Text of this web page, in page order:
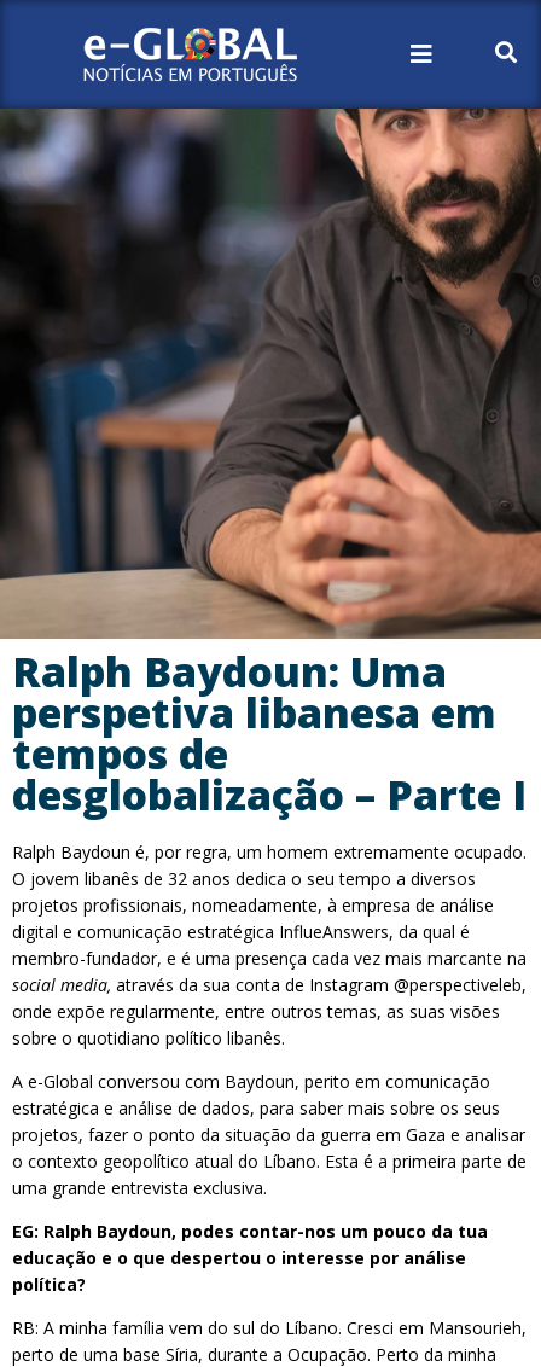
Ralph Baydoun: Uma
perspetiva libanesa em
tempos de
desglobalização – Parte I
Ralph Baydoun é, por regra, um homem extremamente ocupado.
O jovem libanês de 32 anos dedica o seu tempo a diversos
projetos profissionais, nomeadamente, à empresa de análise
digital e comunicação estratégica InflueAnswers, da qual é
membro-fundador, e é uma presença cada vez mais marcante na
social media, através da sua conta de Instagram @perspectiveleb,
onde expõe regularmente, entre outros temas, as suas visões
sobre o quotidiano político libanês.
A e-Global conversou com Baydoun, perito em comunicação
estratégica e análise de dados, para saber mais sobre os seus
projetos, fazer o ponto da situação da guerra em Gaza e analisar
o contexto geopolítico atual do Líbano. Esta é a primeira parte de
uma grande entrevista exclusiva.
EG: Ralph Baydoun, podes contar-nos um pouco da tua
educação e o que despertou o interesse por análise
política?
RB: A minha família vem do sul do Líbano. Cresci em Mansourieh,
perto de uma base Síria, durante a Ocupação. Perto da minha